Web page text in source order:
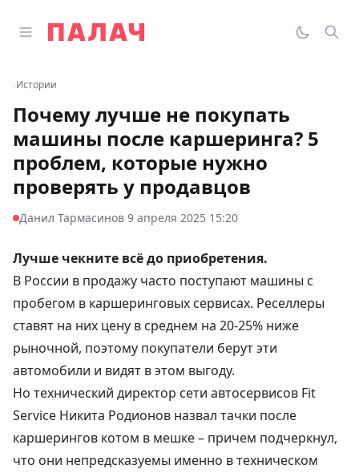
Открыть главное меню
Палач
‹Истории
Почему лучше не покупать
машины после каршеринга? 5
проблем, которые нужно
проверять у продавцов
Данил Тармасинов·9 апреля 2025 15:20
Лучше чекните всё до приобретения.
В России в продажу часто поступают машины с
пробегом в каршеринговых сервисах. Реселлеры
ставят на них цену в среднем на 20-25% ниже
рыночной, поэтому покупатели берут эти
автомобили и видят в этом выгоду.
Но технический директор сети автосервисов Fit
Service Никита Родионов назвал тачки после
каршерингов котом в мешке – причем подчеркнул,
что они непредсказуемы именно в техническом